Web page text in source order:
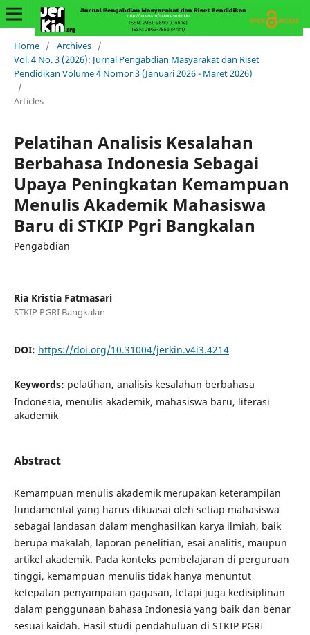
Home / Archives /
Vol. 4 No. 3 (2026): Jurnal Pengabdian Masyarakat dan Riset
Pendidikan Volume 4 Nomor 3 (Januari 2026 - Maret 2026)
/
Articles
Pelatihan Analisis Kesalahan
Berbahasa Indonesia Sebagai
Upaya Peningkatan Kemampuan
Menulis Akademik Mahasiswa
Baru di STKIP Pgri Bangkalan
Pengabdian
Ria Kristia Fatmasari
STKIP PGRI Bangkalan
DOI: https://doi.org/10.31004/jerkin.v4i3.4214
Keywords: pelatihan, analisis kesalahan berbahasa
Indonesia, menulis akademik, mahasiswa baru, literasi
akademik
Abstract
Kemampuan menulis akademik merupakan keterampilan
fundamental yang harus dikuasai oleh setiap mahasiswa
sebagai landasan dalam menghasilkan karya ilmiah, baik
berupa makalah, laporan penelitian, esai analitis, maupun
artikel akademik. Pada konteks pembelajaran di perguruan
tinggi, kemampuan menulis tidak hanya menuntut
ketepatan penyampaian gagasan, tetapi juga kedisiplinan
dalam penggunaan bahasa Indonesia yang baik dan benar
sesuai kaidah. Hasil studi pendahuluan di STKIP PGRI